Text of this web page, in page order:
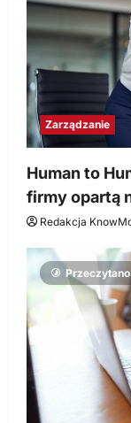
Zarządzanie
Human to
firmy opartą
Redakcja